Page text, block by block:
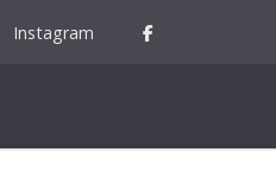
Instagram